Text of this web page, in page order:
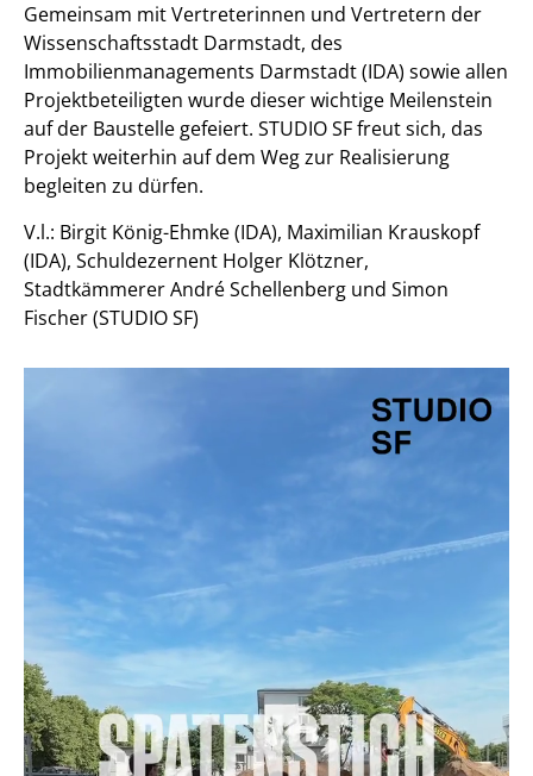
Gemeinsam mit Vertreterinnen und Vertretern der
Wissenschaftsstadt Darmstadt, des
Immobilienmanagements Darmstadt (IDA) sowie allen
Projektbeteiligten wurde dieser wichtige Meilenstein
auf der Baustelle gefeiert. STUDIO SF freut sich, das
Projekt weiterhin auf dem Weg zur Realisierung
begleiten zu dürfen.
V.l.: Birgit König-Ehmke (IDA), Maximilian Krauskopf
(IDA), Schuldezernent Holger Klötzner,
Stadtkämmerer André Schellenberg und Simon
Fischer (STUDIO SF)
Projekte